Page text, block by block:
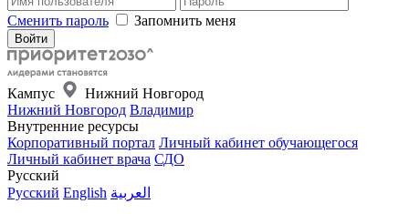
Сменить пароль Запомнить меня
Кампус
Нижний Новгород
Нижний Новгород Владимир
Внутренние ресурсы
Корпоративный портал Личный кабинет обучающегося
Личный кабинет врача СДО
Русский
Русский English العربية